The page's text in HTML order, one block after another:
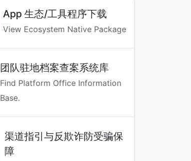
App 生态/工具程序下载
View Ecosystem Native Package
团队驻地档案查案系统库
Find Platform Office Information
Base.
渠道指引与反欺诈防受骗保
障